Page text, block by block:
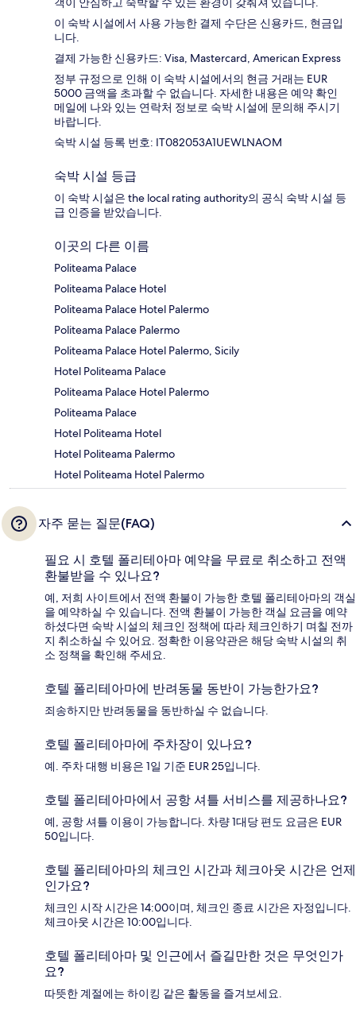
이 숙박 시설에서 사용 가능한 결제 수단은 신용카드, 현금입
니다.
결제 가능한 신용카드: Visa, Mastercard, American Express
정부 규정으로 인해 이 숙박 시설에서의 현금 거래는 EUR
5000 금액을 초과할 수 없습니다. 자세한 내용은 예약 확인
메일에 나와 있는 연락처 정보로 숙박 시설에 문의해 주시기
바랍니다.
숙박 시설 등록 번호: IT082053A1UEWLNAOM
숙박 시설 등급
이 숙박 시설은 the local rating authority의 공식 숙박 시설 등
급 인증을 받았습니다.
이곳의 다른 이름
Politeama Palace
Politeama Palace Hotel
Politeama Palace Hotel Palermo
Politeama Palace Palermo
Politeama Palace Hotel Palermo, Sicily
Hotel Politeama Palace
Politeama Palace Hotel Palermo
Politeama Palace
Hotel Politeama Hotel
Hotel Politeama Palermo
Hotel Politeama Hotel Palermo
자주 묻는 질문(FAQ)
필요 시 호텔 폴리테아마 예약을 무료로 취소하고 전액
환불받을 수 있나요?
예, 저희 사이트에서 전액 환불이 가능한 호텔 폴리테아마의 객실
을 예약하실 수 있습니다. 전액 환불이 가능한 객실 요금을 예약
하셨다면 숙박 시설의 체크인 정책에 따라 체크인하기 며칠 전까
지 취소하실 수 있어요. 정확한 이용약관은 해당 숙박 시설의 취
소 정책을 확인해 주세요.
호텔 폴리테아마에 반려동물 동반이 가능한가요?
죄송하지만 반려동물을 동반하실 수 없습니다.
호텔 폴리테아마에 주차장이 있나요?
예. 주차 대행 비용은 1일 기준 EUR 25입니다.
호텔 폴리테아마에서 공항 셔틀 서비스를 제공하나요?
예, 공항 셔틀 이용이 가능합니다. 차량 1대당 편도 요금은 EUR
50입니다.
호텔 폴리테아마의 체크인 시간과 체크아웃 시간은 언제
인가요?
체크인 시작 시간은 14:00이며, 체크인 종료 시간은 자정입니다.
체크아웃 시간은 10:00입니다.
호텔 폴리테아마 및 인근에서 즐길만한 것은 무엇인가
요?
따뜻한 계절에는 하이킹 같은 활동을 즐겨보세요.